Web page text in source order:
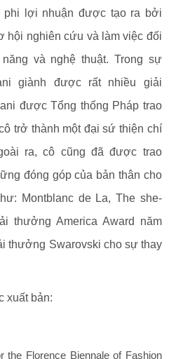
phi lợi nhuận được tạo ra bởi
hội nghiên cứu và làm việc đối
và nghệ thuật. Trong sự
giành được rất nhiều giải
được Tổng thống Pháp trao
trở thành một đại sứ thiện chí
ra, cô cũng đã được trao
đóng góp của bản thân cho
Montblanc de La, The she-
thưởng America Award năm
thưởng Swarovski cho sự thay
xuất bản:
the Florence Biennale of Fashion